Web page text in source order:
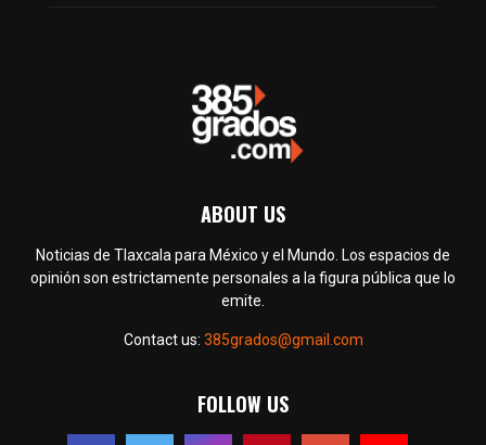
ABOUT US
Noticias de Tlaxcala para México y el Mundo. Los espacios de
opinión son estrictamente personales a la figura pública que lo
emite.
Contact us: 385grados@gmail.com
FOLLOW US